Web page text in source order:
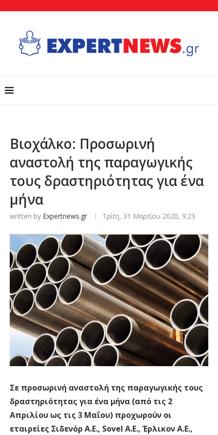
Βιοχάλκο: Προσωρινή
αναστολή της παραγωγικής
τους δραστηριότητας για ένα
μήνα
written by Expertnews.gr Τρίτη, 31 Μαρτίου 2020, 9:23
Σε προσωρινή αναστολή της παραγωγικής τους
δραστηριότητας για ένα μήνα (από τις 2
Απριλίου ως τις 3 Μαΐου) προχωρούν οι
εταιρείες Σιδενόρ Α.Ε., Sovel Α.Ε., Έρλικον Α.Ε.,